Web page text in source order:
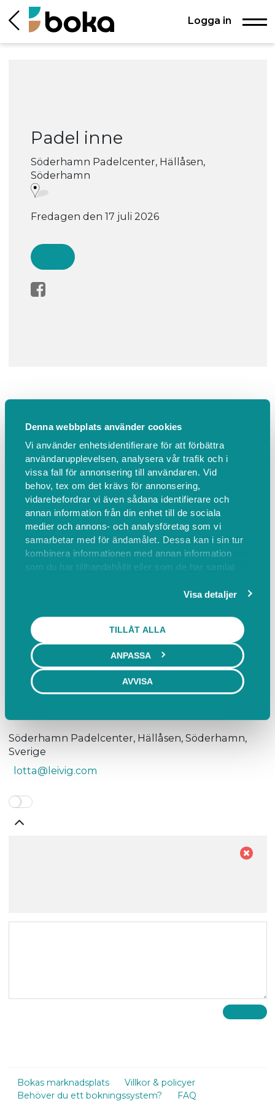
Denna webbplats använder cookies
Vi använder enhetsidentifierare för att förbättra
användarupplevelsen, analysera vår trafik och i
vissa fall för annonsering till användaren. Vid
behov, tex om det krävs för annonsering,
vidarebefordrar vi även sådana identifierare och
annan information från din enhet till de sociala
medier och annons- och analysföretag som vi
samarbetar med för ändamålet. Dessa kan i sin tur
kombinera informationen med annan information
som du har tillhandahållit eller som de har samlat
Visa detaljer
TILLÅT ALLA
ANPASSA
AVVISA
Logga in
Padel inne
Söderhamn Padelcenter, Hällåsen,
Söderhamn
Fredagen den 17 juli 2026
Biljetter
Söderhamn Padelcenter, Hällåsen, Söderhamn,
Sverige
lotta@leivig.com
Bokas marknadsplats
Villkor & policyer
Behöver du ett bokningssystem?
FAQ